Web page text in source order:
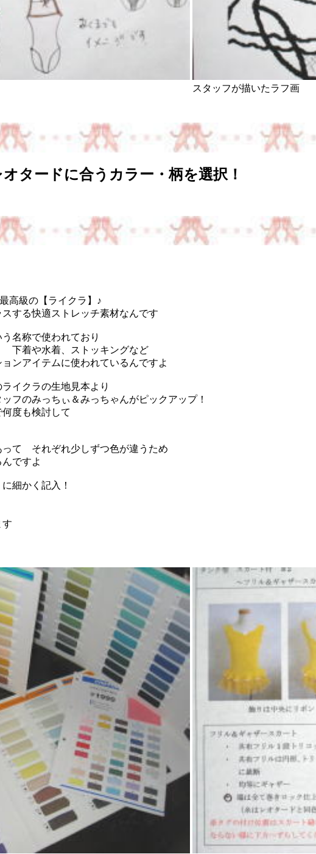
スタッフが描いたラフ画
タードに合うカラー・柄を選択！
高級の【ライクラ】♪
する快適ストレッチ素材なんです
名称で使われており
下着や水着、ストッキングなど
ンアイテムに使われているんですよ
イクラの生地見本より
フのみっちぃ＆みっちゃんがピックアップ！
度も検討して
って それぞれ少しずつ色が違うため
ですよ
細かく記入！
す